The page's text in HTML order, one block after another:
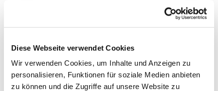
Diese Webseite verwendet Cookies
Wir verwenden Cookies, um Inhalte und Anzeigen zu
personalisieren, Funktionen für soziale Medien anbieten
zu können und die Zugriffe auf unsere Website zu
Dies könnte Sie auch
interessieren